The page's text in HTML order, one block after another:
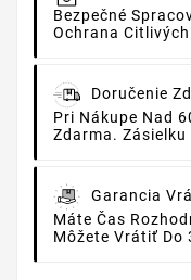
Bezpečné
Ochrana Citlivých
Doručenie
Pri Nákupe Nad
Zdarma. Zásielku
Garancia
Máte Čas
Môžete Vrátiť Do